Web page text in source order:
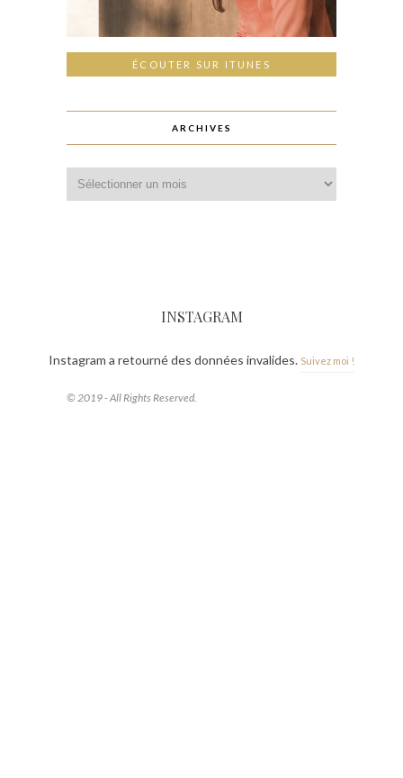
ÉCOUTER SUR ITUNES
ARCHIVES
INSTAGRAM
Instagram a retourné des données invalides. Suivez moi !
© 2019 - All Rights Reserved.